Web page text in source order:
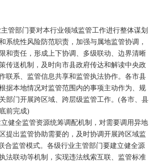
部门要对本行业领域监管工作进行整体谋划
系统性风险防范职责，加强与属地监管协调，
和责任，形成上下协调、多级联动、边界清晰
传送机制，及时向市县政府传达和解读中央政
联系、监管信息共享和监管执法协作。各市县
据本地情况对监管范围内的事项主动作为、规
部门开展跨区域、跨层级监管工作。(各市、县
前完成)
全监管资源统筹调配机制，对需要调用异地
提出监管协助需要的，及时协调开展跨区域监
合监管模式。各级行业主管部门要建立健全源
法联动等机制，实现违法线索互联、监管标准